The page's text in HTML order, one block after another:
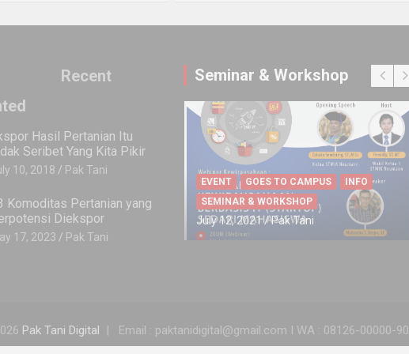
Pertanian
Tani
Novita Awalia Rahmah
INSPIRASI OPINI REVIEW BUKU
Review Buku Pertanian
Organik, Suatu Kajian
Sistem Pertanian Terpadu
dan Berkelanjutan
July 11, 2025 Pak Tani
Recent
Hasil Pertanian Itu
Seribet Yang Kita Pikir
10, 2018 Pak Tani
Komoditas Pertanian yang
Diekspor
17, 2023 Pak Tani
Seminar & Workshop
& WORKSHOP
: INOVASI
KOMUNITAS
2021 Pak Tani
EVENT GOES TO CAMPUS
INFO
SEMINAR & WORKSHOP
July 12, 2021 Pak Tani
Pak Tani Digital Email : paktanidigital@gmail.com I WA : 08126-00000-90